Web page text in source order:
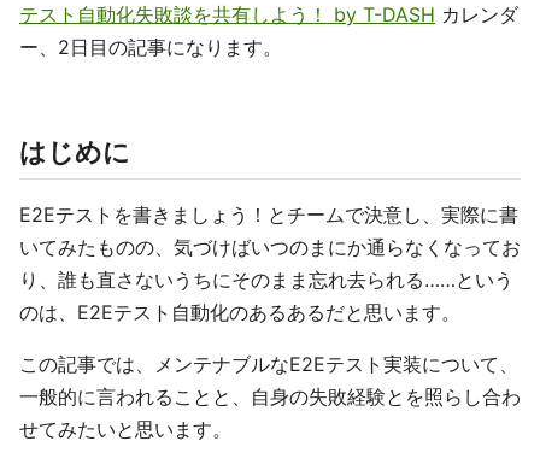
テスト自動化失敗談を共有しよう！ by T-DASH カレンダ
ー、2日目の記事になります。
はじめに
E2Eテストを書きましょう！とチームで決意し、実際に書
いてみたものの、気づけばいつのまにか通らなくなってお
り、誰も直さないうちにそのまま忘れ去られる……という
のは、E2Eテスト自動化のあるあるだと思います。
この記事では、メンテナブルなE2Eテスト実装について、
一般的に言われることと、自身の失敗経験とを照らし合わ
せてみたいと思います。